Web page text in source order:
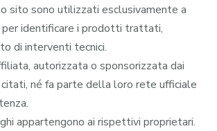
sito sono utilizzati esclusivamente a
identificare i prodotti trattati,
di interventi tecnici.
autorizzata o sponsorizzata dai
né fa parte della loro rete ufficiale
appartengono ai rispettivi proprietari.